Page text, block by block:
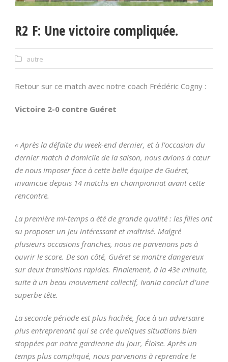
R2 F: Une victoire compliquée.
autre
Retour sur ce match avec notre coach Frédéric Cogny :
Victoire 2-0 contre Guéret
« Après la défaite du week-end dernier, et à l’occasion du
dernier match à domicile de la saison, nous avions à cœur
de nous imposer face à cette belle équipe de Guéret,
invaincue depuis 14 matchs en championnat avant cette
rencontre.
La première mi-temps a été de grande qualité : les filles ont
su proposer un jeu intéressant et maîtrisé. Malgré
plusieurs occasions franches, nous ne parvenons pas à
ouvrir le score. De son côté, Guéret se montre dangereux
sur deux transitions rapides. Finalement, à la 43e minute,
suite à un beau mouvement collectif, Ivania conclut d’une
superbe tête.
La seconde période est plus hachée, face à un adversaire
plus entreprenant qui se crée quelques situations bien
stoppées par notre gardienne du jour, Éloïse. Après un
temps plus compliqué, nous parvenons à reprendre le